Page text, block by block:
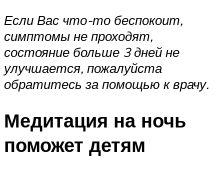
Если Вас что-то беспокоит,
симптомы не проходят,
состояние больше 3 дней не
улучшается, пожалуйста
обратитесь за помощью к врачу.
Медитация на ночь
поможет детям